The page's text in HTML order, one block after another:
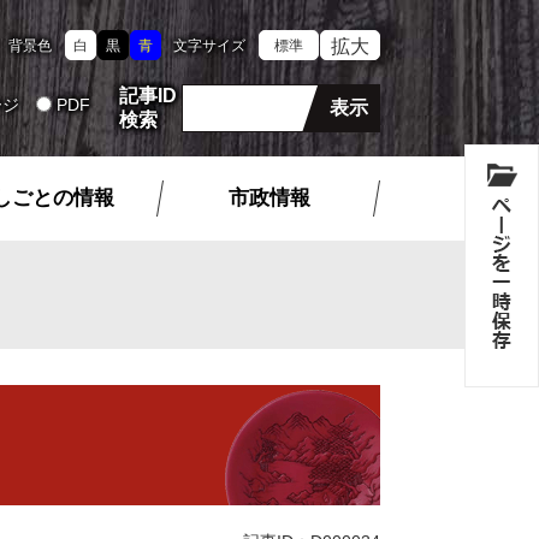
背景色 白 黒 青 文字サイズ 標準 拡大
PDF
記事ID
検索
ごとの情報 市政情報